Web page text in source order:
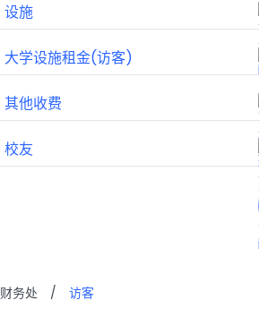
设施
大学设施租金(访客)
其他收费
校友
财务处 / 访客